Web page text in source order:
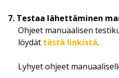
7. Testaa lähettäminen
Ohjeet manuaalisen
löydät tästä linkistä.
Lyhyet ohjeet